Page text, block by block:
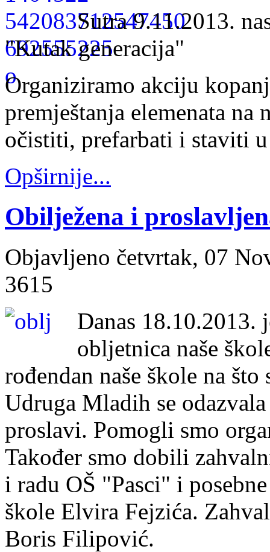
Sutra 9.11.2013.
"Kutak generacija"
Organiziramo akciju
premještanja elemenata
očistiti, prefarbati i staviti
Opširnije...
Obilježena i
Objavljeno četvrtak, 07
3615
Danas 18.10.2013.
obljetnica naše
rođendan naše škole na
Udruga Mladih se
proslavi. Pomogli smo
Također smo dobili
i radu OŠ "Pasci" i
škole Elvira Fejzića.
Boris Filipović.